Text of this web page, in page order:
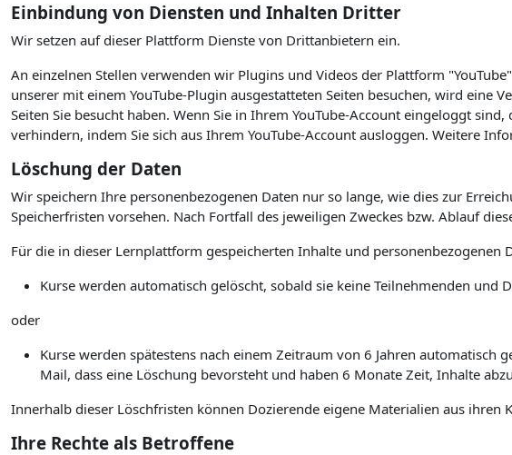
Einbindung von Diensten und Inhalten Dritter
Wir setzen auf dieser Plattform Dienste von Drittanbietern ein.
An einzelnen Stellen verwenden wir Plugins und Videos der Plattform
unserer mit einem YouTube-Plugin ausgestatteten Seiten besuchen, wird eine
Seiten Sie besucht haben. Wenn Sie in Ihrem YouTube-Account eingeloggt
verhindern, indem Sie sich aus Ihrem YouTube-Account ausloggen. Weitere
Löschung der Daten
Wir speichern Ihre personenbezogenen Daten nur so lange, wie dies zur
Speicherfristen vorsehen. Nach Fortfall des jeweiligen Zweckes bzw. Ablauf
Für die in dieser Lernplattform gespeicherten Inhalte und personenbezogenen
Kurse werden automatisch gelöscht, sobald sie keine Teilnehmenden und
oder
Kurse werden spätestens nach einem Zeitraum von 6 Jahren automatisch
Mail, dass eine Löschung bevorsteht und haben 6 Monate Zeit, Inhalte
Innerhalb dieser Löschfristen können Dozierende eigene Materialien aus
Ihre Rechte als Betroffene